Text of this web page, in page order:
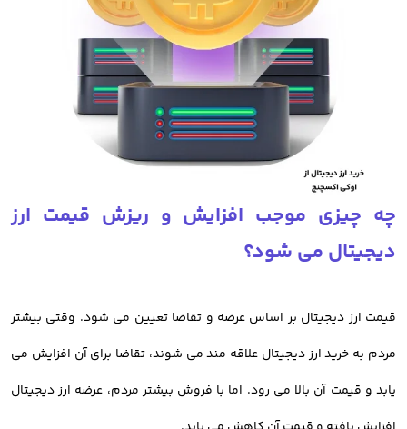
از دیگر مسائلی که کاربران با آن رو به رو هستند،خرید ارز دیجیتال بدون
است
اما خوب است بدانید که تایید هویت کاربران باعث افزایش امنیت پلتفرم
میشود و به نفع شما است.
صرافی اوکی اکسچنج چالش احراز هویت را برای کاربران حل کرده و فرایند
ساخت حساب کاربری و احراز هویت شما در کمترین زمان ممکن انجام
چه چیزی موجب افزایش و ریزش قیمت ارز
دیجیتال می شود؟
قیمت ارز دیجیتال بر اساس عرضه و تقاضا تعیین می شود. وقتی بیشتر
مردم به خرید ارز دیجیتال علاقه مند می شوند، تقاضا برای آن افزایش می
یابد و قیمت آن بالا می رود. اما با فروش بیشتر مردم، عرضه ارز دیجیتال